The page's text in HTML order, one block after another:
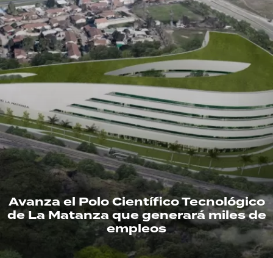
Avanza el Polo Científico Tecnológico
de La Matanza que generará miles de
empleos
ECONOMÍA
GRAN HERMANO
SALUD
DEPORTES
TECNOLOGÍA
RECETAS
PALABRAS
HORÓSCOPO